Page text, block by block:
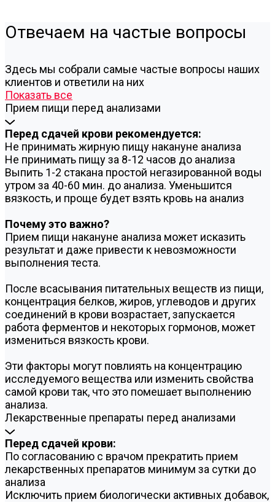
Отвечаем на частые вопросы
Здесь мы собрали самые частые вопросы наших
клиентов и ответили на них
Показать все
Прием пищи перед анализами
Перед сдачей крови рекомендуется:
Не принимать жирную пищу накануне анализа
Не принимать пищу за 8-12 часов до анализа
Выпить 1-2 стакана простой негазированной воды
утром за 40-60 мин. до анализа. Уменьшится
вязкость, и проще будет взять кровь на анализ
Почему это важно?
Прием пищи накануне анализа может исказить
результат и даже привести к невозможности
выполнения теста.
После всасывания питательных веществ из пищи,
концентрация белков, жиров, углеводов и других
соединений в крови возрастает, запускается
работа ферментов и некоторых гормонов, может
измениться вязкость крови.
Эти факторы могут повлиять на концентрацию
исследуемого вещества или изменить свойства
самой крови так, что это помешает выполнению
анализа.
Лекарственные препараты перед анализами
Перед сдачей крови:
По согласованию с врачом прекратить прием
лекарственных препаратов минимум за сутки до
анализа
Исключить прием биологически активных добавок,